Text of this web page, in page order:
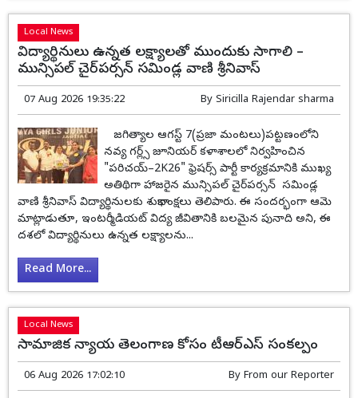
Local News
విద్యార్థినులు ఉన్నత లక్ష్యాలతో ముందుకు సాగాలి –
మున్సిపల్ చైర్‌పర్సన్ సమిండ్ల వాణి శ్రీనివాస్
07 Aug 2026 19:35:22 By Siricilla Rajendar sharma
జగిత్యాల ఆగస్ట్ 7(ప్రజా మంటలు)పట్టణంలోని
నవ్య గర్ల్స్ జూనియర్ కళాశాలలో నిర్వహించిన
"పరిచయ్–2K26" ఫ్రెషర్స్ పార్టీ కార్యక్రమానికి ముఖ్య
అతిథిగా హాజరైన మున్సిపల్ చైర్‌పర్సన్ సమిండ్ల
వాణి శ్రీనివాస్ విద్యార్థినులకు శుభాకాంక్షలు తెలిపారు. ఈ సందర్భంగా ఆమె
మాట్లాడుతూ, ఇంటర్మీడియట్ విద్య జీవితానికి బలమైన పునాది అని, ఈ
దశలో విద్యార్థినులు ఉన్నత లక్ష్యాలను...
Read More...
Local News
సామాజిక న్యాయ తెలంగాణ కోసం టీఆర్ఎస్ సంకల్పం
06 Aug 2026 17:02:10 By From our Reporter